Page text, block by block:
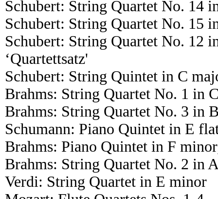
Schubert: String Quartet No. 14
Schubert: String Quartet No. 15
Schubert: String Quartet No. 12
‘Quartettsatz'
Schubert: String Quintet in C
Brahms: String Quartet No. 1 in
Brahms: String Quartet No. 3 in
Schumann: Piano Quintet in E
Brahms: Piano Quintet in F
Brahms: String Quartet No. 2 in
Verdi: String Quartet in E minor